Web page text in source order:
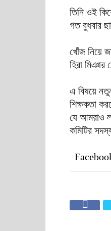
তিনি ওই
গত বুধবার
খোঁজ নিয়ে
হিরা মিঞার
এ বিষয়ে
শিক্ষকতা
যে আমরাও
কমিটির